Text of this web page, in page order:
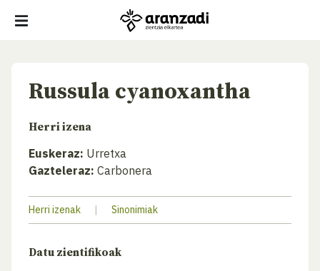
Russula cyanoxantha
Herri izena
Euskeraz: Urretxa
Gazteleraz: Carbonera
Herri izenak | Sinonimiak
Datu zientifikoak